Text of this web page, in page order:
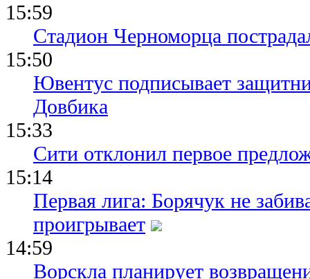
15:59
Стадион Черноморца
15:50
Ювентус подписывает
Довбика
15:33
Сити отклонил первое
15:14
Первая лига: Борячук не
проигрывает
14:59
Ворскла планирует